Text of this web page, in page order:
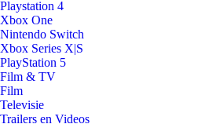
Playstation 4
Xbox One
Nintendo Switch
Xbox Series X|S
PlayStation 5
Film & TV
Film
Televisie
Trailers en Videos